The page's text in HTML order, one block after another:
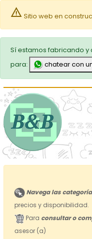
warning Sitio web en
Sí estamos fabricando
para:
chatear con
Navega las
precios y disponibilidad.
Para consultar o
asesor (a)